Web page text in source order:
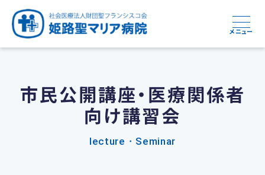
メニュー
市民公開講座・医療関係者
向け講習会
lecture・Seminar